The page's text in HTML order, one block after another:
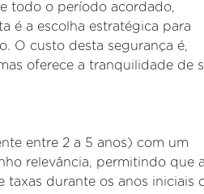
todo o período acordado,
é a escolha estratégica para
O custo desta segurança é,
oferece a tranquilidade de
entre 2 a 5 anos) com um
relevância, permitindo que
taxas durante os anos iniciais